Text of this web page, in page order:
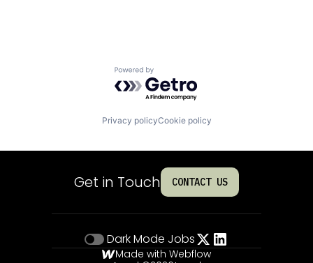
Powered by Getro.com
Privacy policyCookie policy
Get in Touch CONTACT US
Dark Mode Jobs
Made with Webflow